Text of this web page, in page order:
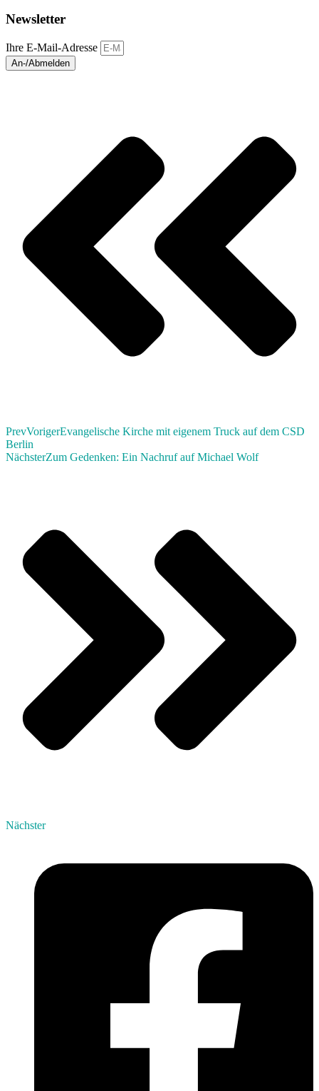
Newsletter
Ihre E-Mail-Adresse
An-/Abmelden
PrevVorigerEvangelische Kirche mit eigenem Truck auf dem CSD
Berlin
NächsterZum Gedenken: Ein Nachruf auf Michael Wolf
Nächster